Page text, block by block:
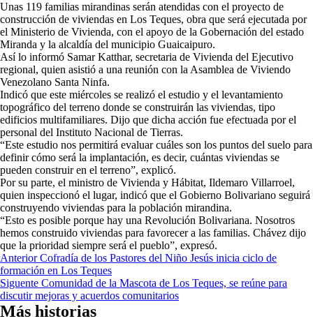
Unas 119 familias mirandinas serán atendidas con el proyecto de
construcción de viviendas en Los Teques, obra que será ejecutada por
el Ministerio de Vivienda, con el apoyo de la Gobernación del estado
Miranda y la alcaldía del municipio Guaicaipuro.
Así lo informó Samar Katthar, secretaria de Vivienda del Ejecutivo
regional, quien asistió a una reunión con la Asamblea de Viviendo
Venezolano Santa Ninfa.
Indicó que este miércoles se realizó el estudio y el levantamiento
topográfico del terreno donde se construirán las viviendas, tipo
edificios multifamiliares. Dijo que dicha acción fue efectuada por el
personal del Instituto Nacional de Tierras.
“Este estudio nos permitirá evaluar cuáles son los puntos del suelo para
definir cómo será la implantación, es decir, cuántas viviendas se
pueden construir en el terreno”, explicó.
Por su parte, el ministro de Vivienda y Hábitat, Ildemaro Villarroel,
quien inspeccionó el lugar, indicó que el Gobierno Bolivariano seguirá
construyendo viviendas para la población mirandina.
“Esto es posible porque hay una Revolución Bolivariana. Nosotros
hemos construido viviendas para favorecer a las familias. Chávez dijo
que la prioridad siempre será el pueblo”, expresó.
Navegación
de
entradas
AnteriorCofradía de los Pastores del Niño Jesús inicia ciclo de
formación en Los Teques
Siguente Comunidad de la Mascota de Los Teques, se reúne para
discutir mejoras y acuerdos comunitarios
Más historias